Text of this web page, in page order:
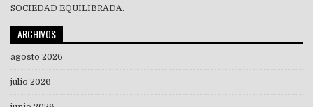
SOCIEDAD EQUILIBRADA.
ARCHIVOS
agosto 2026
julio 2026